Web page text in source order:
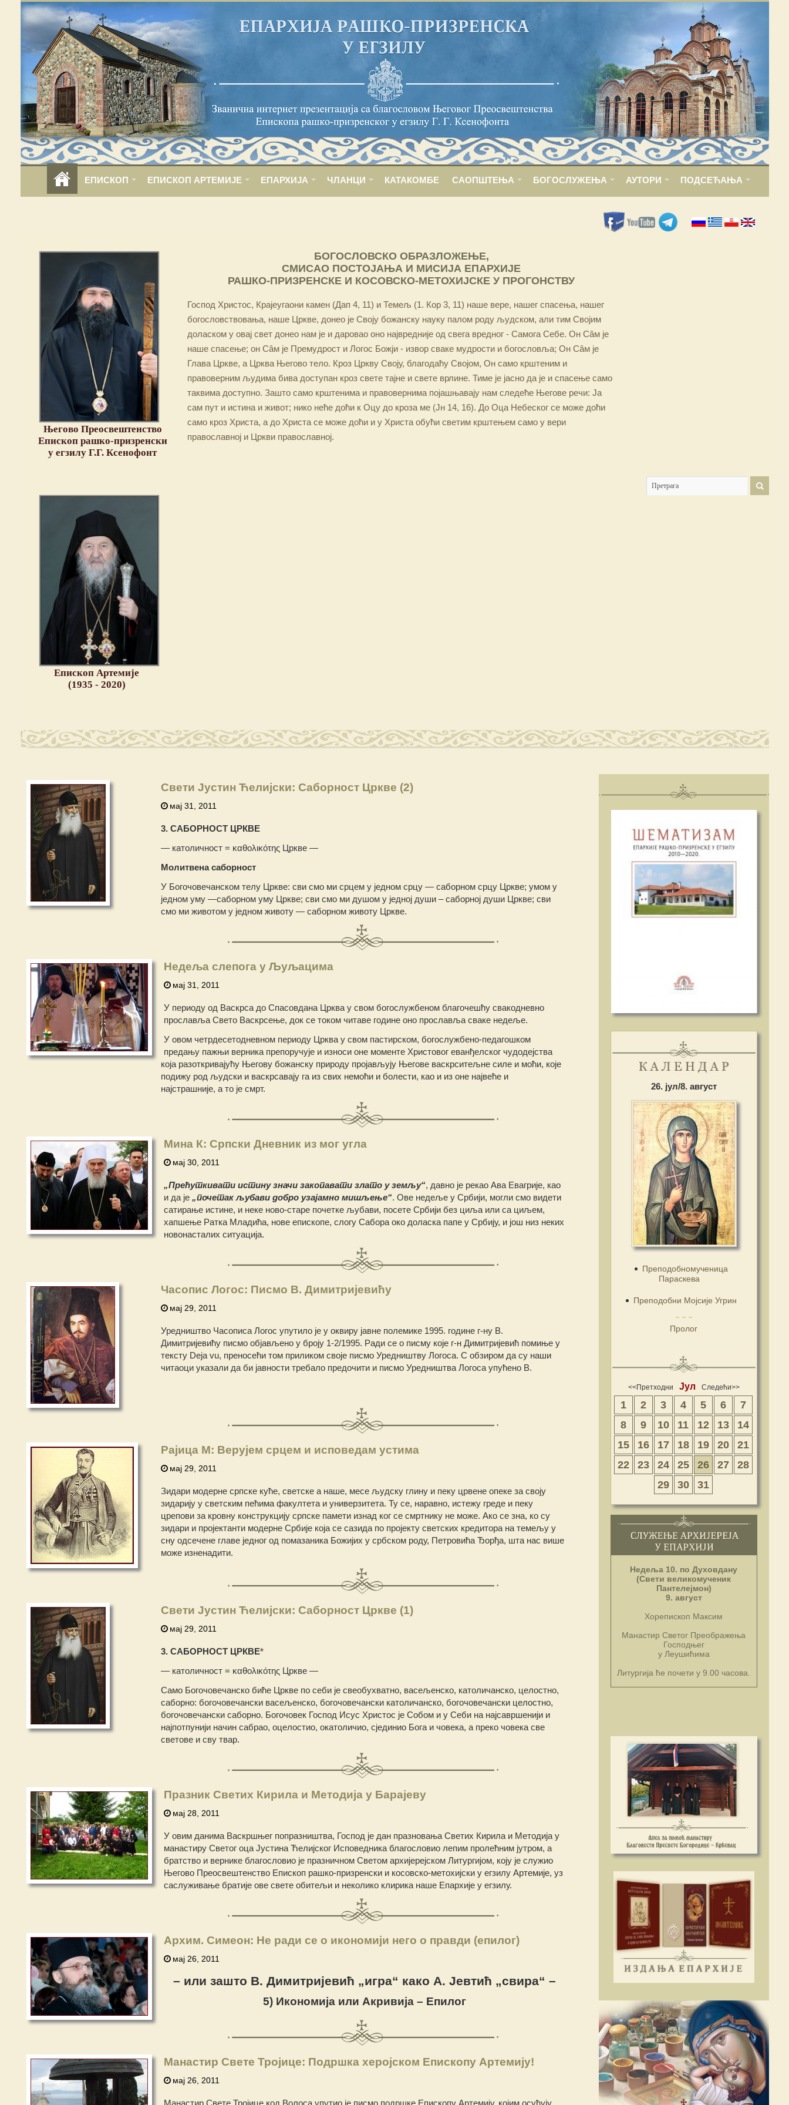
ЕПИСКОП ЕПИСКОП АРТЕМИЈЕ ЕПАРХИЈА ЧЛАНЦИ КАТАКОМБЕ САОПШТЕЊА БОГОСЛУЖЕЊА АУТОРИ ПОДСЕЋАЊА
Његово Преосвештенство
Епископ рашко-призренски
у егзилу Г.Г. Ксенофонт
БОГОСЛОВСКО ОБРАЗЛОЖЕЊЕ,
СМИСАО ПОСТОЈАЊА И МИСИЈА ЕПАРХИЈЕ
РАШКО-ПРИЗРЕНСКЕ И КОСОВСКО-МЕТОХИЈСКЕ У ПРОГОНСТВУ
Господ Христос, Крајеугаони камен (Дап 4, 11) и Темељ (1. Кор 3, 11) наше вере, нашег спасења, нашег
богословствовања, наше Цркве, донео је Своју божанску науку палом роду људском, али тим Својим
доласком у овај свет донео нам је и даровао оно највредније од свега вредног - Самога Себе. Он Сâм је
наше спасење; он Сâм је Премудрост и Логос Божји - извор сваке мудрости и богословља; Он Сâм је
Глава Цркве, а Црква Његово тело. Кроз Цркву Своју, благодаћу Својом, Он само крштеним и
правоверним људима бива доступан кроз свете тајне и свете врлине. Тиме је јасно да је и спасење само
таквима доступно. Зашто само крштенима и правовернима појашњавају нам следеће Његове речи: Ја
сам пут и истина и живот; нико неће доћи к Оцу до кроза ме (Јн 14, 16). До Оца Небеског се може доћи
само кроз Христа, а до Христа се може доћи и у Христа обући светим крштењем само у вери
православној и Цркви православној.
Епископ Артемије
(1935 - 2020)
Свети Јустин Ћелијски: Саборност Цркве (2)
мај 31, 2011
3. САБОРНОСТ ЦРКВЕ
— католичност = καθολικότης Цркве —
Молитвена саборност
У Богочовечанском телу Цркве: сви смо ми срцем у једном срцу — саборном срцу Цркве; умом у
једном уму —саборном уму Цркве; сви смо ми душом у једној души – саборној души Цркве; сви
смо ми животом у једном животу — саборном животу Цркве.
Недеља слепога у Љуљацима
мај 31, 2011
У периоду од Васкрса до Спасовдана Црква у свом богослужбеном благочешћу свакодневно
прославља Свето Васкрсење, док се током читаве године оно прославља сваке недеље.
У овом четрдесетодневном периоду Црква у свом пастирском, богослужбено-педагошком
предању пажњи верника препоручује и износи оне моменте Христовог еванђелског чудодејства
која разоткривајућу Његову божанску природу пројављују Његове васкрситељне силе и моћи, које
подижу род људски и васкрсавају га из свих немоћи и болести, као и из оне највеће и
најстрашније, а то је смрт.
Мина К: Српски Дневник из мог угла
мај 30, 2011
„Прећуткивати истину значи закопавати злато у земљу“, давно је рекао Ава Евагрије, као
и да је „почетак љубави добро узајамно мишљење“. Ове недеље у Србији, могли смо видети
сатирање истине, и неке ново-старе почетке љубави, посете Србији без циља или са циљем,
хапшење Ратка Младића, нове епископе, слогу Сабора око доласка папе у Србију, и још низ неких
новонасталих ситуација.
Часопис Логос: Писмо В. Димитријевићу
мај 29, 2011
Уредништво Часописа Логос упутило је у оквиру јавне полемике 1995. године г-ну В.
Димитријевићу писмо објављено у броју 1-2/1995. Ради се о писму које г-н Димитријевић помиње у
тексту Deja vu, преносећи том приликом своје писмо Уредништву Логоса. С обзиром да су наши
читаоци указали да би јавности требало предочити и писмо Уредништва Логоса упућено В.
Рајица М: Верујем срцем и исповедам устима
мај 29, 2011
Зидари модерне српске куће, светске а наше, месе људску глину и пеку црвене опеке за своју
зидарију у светским пећима факултета и универзитета. Ту се, наравно, истежу греде и пеку
црепови за кровну конструкцију српске памети изнад ког се смртнику не може. Ако се зна, ко су
зидари и пројектанти модерне Србије која се сазида по пројекту светских кредитора на темељу у
сну одсечене главе једног од помазаника Божијих у србском роду, Петровића Ђорђа, шта нас више
може изненадити.
Свети Јустин Ћелијски: Саборност Цркве (1)
мај 29, 2011
3. САБОРНОСТ ЦРКВЕ*
— католичност = καθολικότης Цркве —
Само Богочовечанско биће Цркве по себи је свеобухватно, васељенско, католичанско, целостно,
саборно: богочовечански васељенско, богочовечански католичанско, богочовечански целостно,
богочовечански саборно. Богочовек Господ Исус Христос је Собом и у Себи на најсавршенији и
најпотпунији начин сабрао, оцелостио, окатоличио, сјединио Бога и човека, а преко човека све
светове и сву твар.
Празник Светих Кирила и Методија у Барајеву
мај 28, 2011
У овим данима Васкршњег попразништва, Господ је дан празновања Светих Кирила и Методија у
манастиру Светог оца Јустина Ћелијског Исповедника благословио лепим пролећним јутром, а
братство и вернике благословио је празничном Светом архијерејском Литургијом, коју je служио
Његово Преосвештенство Епископ рашко-призренски и косовско-метохијски у егзилу Артемије, уз
саслуживање братије ове свете обитељи и неколико клирика наше Епархије у егзилу.
Архим. Симеон: Не ради се о икономији него о правди (епилог)
мај 26, 2011
– или зашто В. Димитријевић „игра“ како А. Јевтић „свира“ –
5) Икономија или Акривија – Епилог
Манастир Свете Тројице: Подршка херојском Епископу Артемију!
мај 26, 2011
Манастир Свете Тројице код Волоса упутио је писмо подршке Епископу Артемију, којим осуђују
26. јул/8. август
Преподобномученица
Параскева
Преподобни Мојсије Угрин
Пролог
<<Претходни Јул Следећи>>
1 2 3 4 5 6
7
8
9 10 11 12 13
14
15
16 17 18 19 20
21
22
23 24 25 26 27
28
29
30 31
Недеља 10. по Духовдану
(Свети великомученик
Пантелејмон)
9. август
Хорепископ Максим
Манастир Светог Преображења
Господњег
у Леушићима
Литургија ће почети у 9.00 часова.